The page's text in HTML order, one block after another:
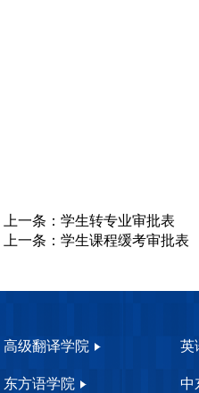
上一条：学生转专业审批表
上一条：学生课程缓考审批表
高级翻译学院 英
东方语学院 中